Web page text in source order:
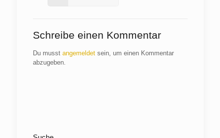
Schreibe einen Kommentar
Du musst angemeldetsein, um einen Kommentar
abzugeben.